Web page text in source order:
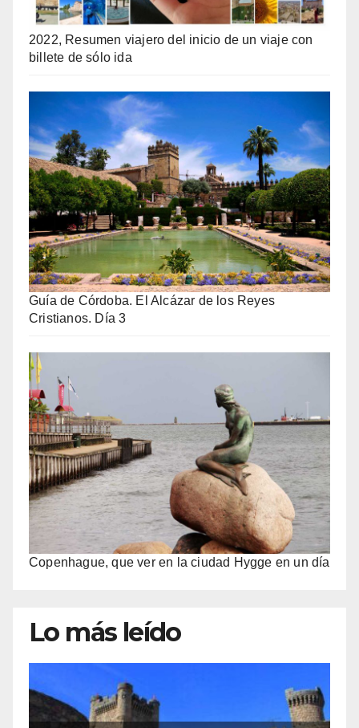
2022, Resumen viajero del inicio de un viaje con
billete de sólo ida
Guía de Córdoba. El Alcázar de los Reyes
Cristianos. Día 3
Copenhague, que ver en la ciudad Hygge en un día
Lo más leído